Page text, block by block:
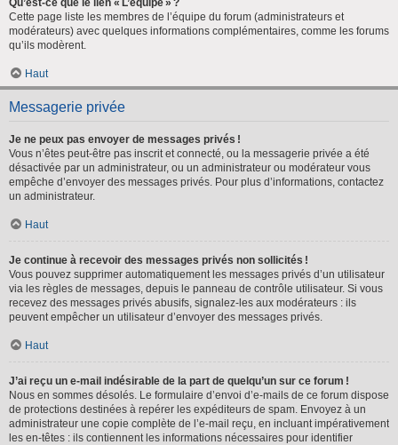
Qu’est-ce que le lien « L’équipe » ?
Cette page liste les membres de l’équipe du forum (administrateurs et
modérateurs) avec quelques informations complémentaires, comme les forums
qu’ils modèrent.
Haut
Messagerie privée
Je ne peux pas envoyer de messages privés !
Vous n’êtes peut-être pas inscrit et connecté, ou la messagerie privée a été
désactivée par un administrateur, ou un administrateur ou modérateur vous
empêche d’envoyer des messages privés. Pour plus d’informations, contactez
un administrateur.
Haut
Je continue à recevoir des messages privés non sollicités !
Vous pouvez supprimer automatiquement les messages privés d’un utilisateur
via les règles de messages, depuis le panneau de contrôle utilisateur. Si vous
recevez des messages privés abusifs, signalez-les aux modérateurs : ils
peuvent empêcher un utilisateur d’envoyer des messages privés.
Haut
J’ai reçu un e-mail indésirable de la part de quelqu’un sur ce forum !
Nous en sommes désolés. Le formulaire d’envoi d’e-mails de ce forum dispose
de protections destinées à repérer les expéditeurs de spam. Envoyez à un
administrateur une copie complète de l’e-mail reçu, en incluant impérativement
les en-têtes : ils contiennent les informations nécessaires pour identifier